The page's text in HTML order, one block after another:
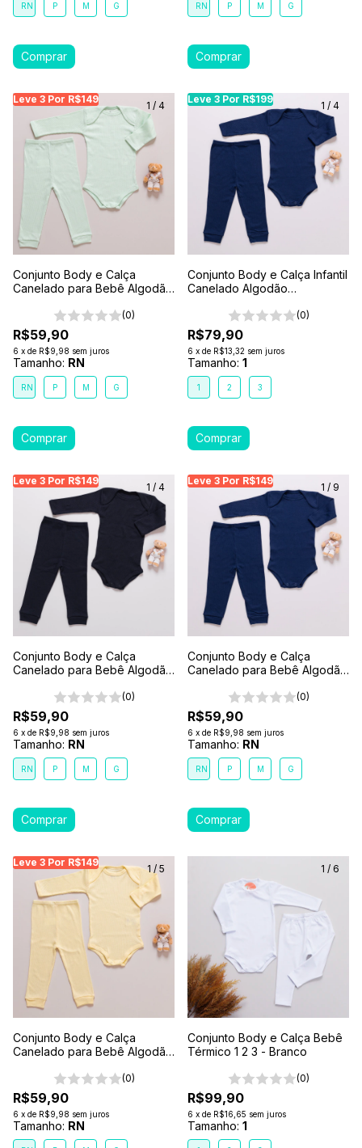
RN P M G RN P M G
Leve 3 Por R$149
Leve 3 Por R$149 Leve 3 Por R$149 Leve
1 / 4
Conjunto Body e Calça
Canelado para Bebê Algodão
(0)
R$59,90
6 x de R$9,98 sem juros
Tamanho: RN
RN P M G
Leve 3 Por R$199
Leve 3 Por R$199
1 / 4
Conjunto Body e Calça Infantil
Canelado Algodão
Marinho
(0)
R$79,90
6 x de R$13,32 sem juros
Tamanho: 1
1 2 3
Leve 3 Por R$149
Leve 3 Por R$149 Leve 3 Por R$149 Leve
1 / 4
Conjunto Body e Calça
Canelado para Bebê Algodão
(0)
R$59,90
6 x de R$9,98 sem juros
Tamanho: RN
RN P M G
Leve 3 Por R$149
Leve 3 Por R$149
1 / 9
Conjunto Body e Calça
Canelado para Bebê Algodão
(0)
R$59,90
6 x de R$9,98 sem juros
Tamanho: RN
RN P M G
Leve 3 Por R$149
Leve 3 Por R$149 Leve
1 / 5
Conjunto Body e Calça
Canelado para Bebê Algodão
(0)
R$59,90
6 x de R$9,98 sem juros
Tamanho: RN
1 / 6
Conjunto Body e Calça Bebê
Térmico 1 2 3 - Branco
(0)
R$99,90
6 x de R$16,65 sem juros
Tamanho: 1